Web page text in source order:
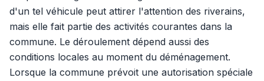
d'un tel véhicule peut attirer l'attention des riverains,
mais elle fait partie des activités courantes dans la
commune. Le déroulement dépend aussi des
conditions locales au moment du déménagement.
Lorsque la commune prévoit une autorisation spéciale